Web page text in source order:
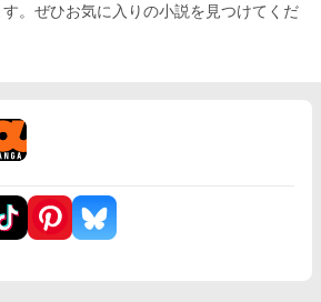
。ぜひお気に入りの小説を見つけてくだ